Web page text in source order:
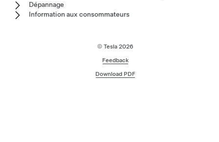
Dépannage
Information aux consommateurs
© Tesla 2026
Feedback
Download PDF